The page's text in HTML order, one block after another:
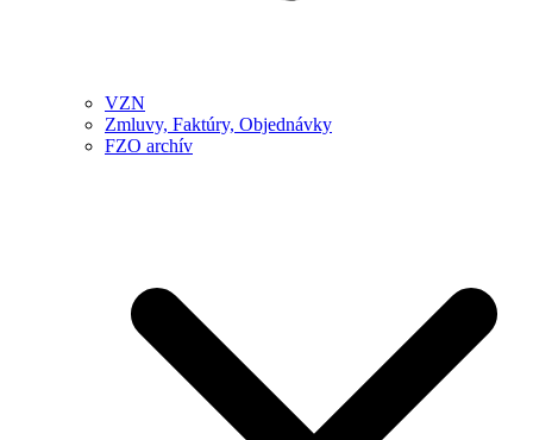
VZN
Zmluvy, Faktúry, Objednávky
FZO archív